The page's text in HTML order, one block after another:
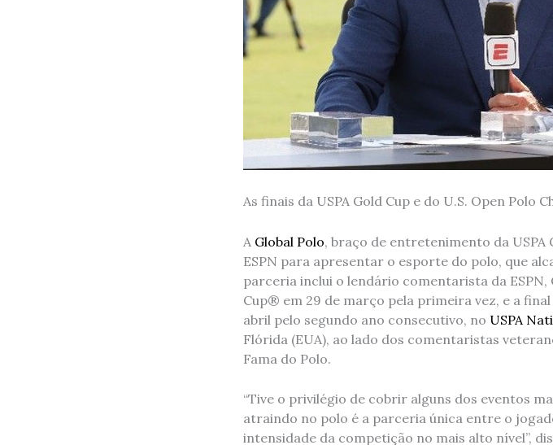
As finais da USPA Gold Cup e do U.S. Open Polo
A Global Polo, braço de entretenimento da
ESPN para apresentar o esporte do polo, que
parceria inclui o lendário comentarista da ESPN,
Cup® em 29 de março pela primeira vez, e a
abril pelo segundo ano consecutivo, no USPA
Flórida (EUA), ao lado dos comentaristas
Fama do Polo.
“Tive o privilégio de cobrir alguns dos eventos
atraindo no polo é a parceria única entre o
intensidade da competição no mais alto nível”,